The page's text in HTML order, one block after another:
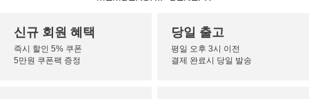
신규 회원 혜택
즉시 할인 5% 쿠폰
5만원 쿠폰팩 증정
당일 출고
평일 오후 3시 이전
결제 완료시 당일 발송